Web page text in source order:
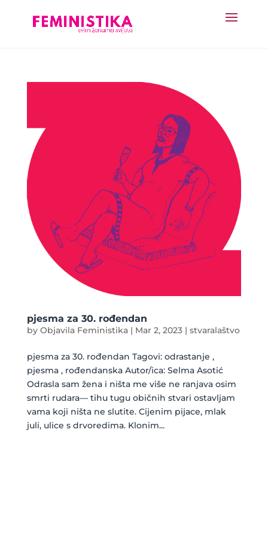
pjesma za 30. rođendan
by Objavila Feministika| Mar 2, 2023| stvaralaštvo
pjesma za 30. rođendan Tagovi: odrastanje ,
pjesma , rođendanska Autor/ica: Selma Asotić
Odrasla sam žena i ništa me više ne ranjava osim
smrti rudara— tihu tugu običnih stvari ostavljam
vama koji ništa ne slutite. Cijenim pijace, mlak
juli, ulice s drvoredima. Klonim...